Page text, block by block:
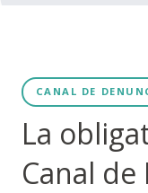
CANAL DE
La
Canal